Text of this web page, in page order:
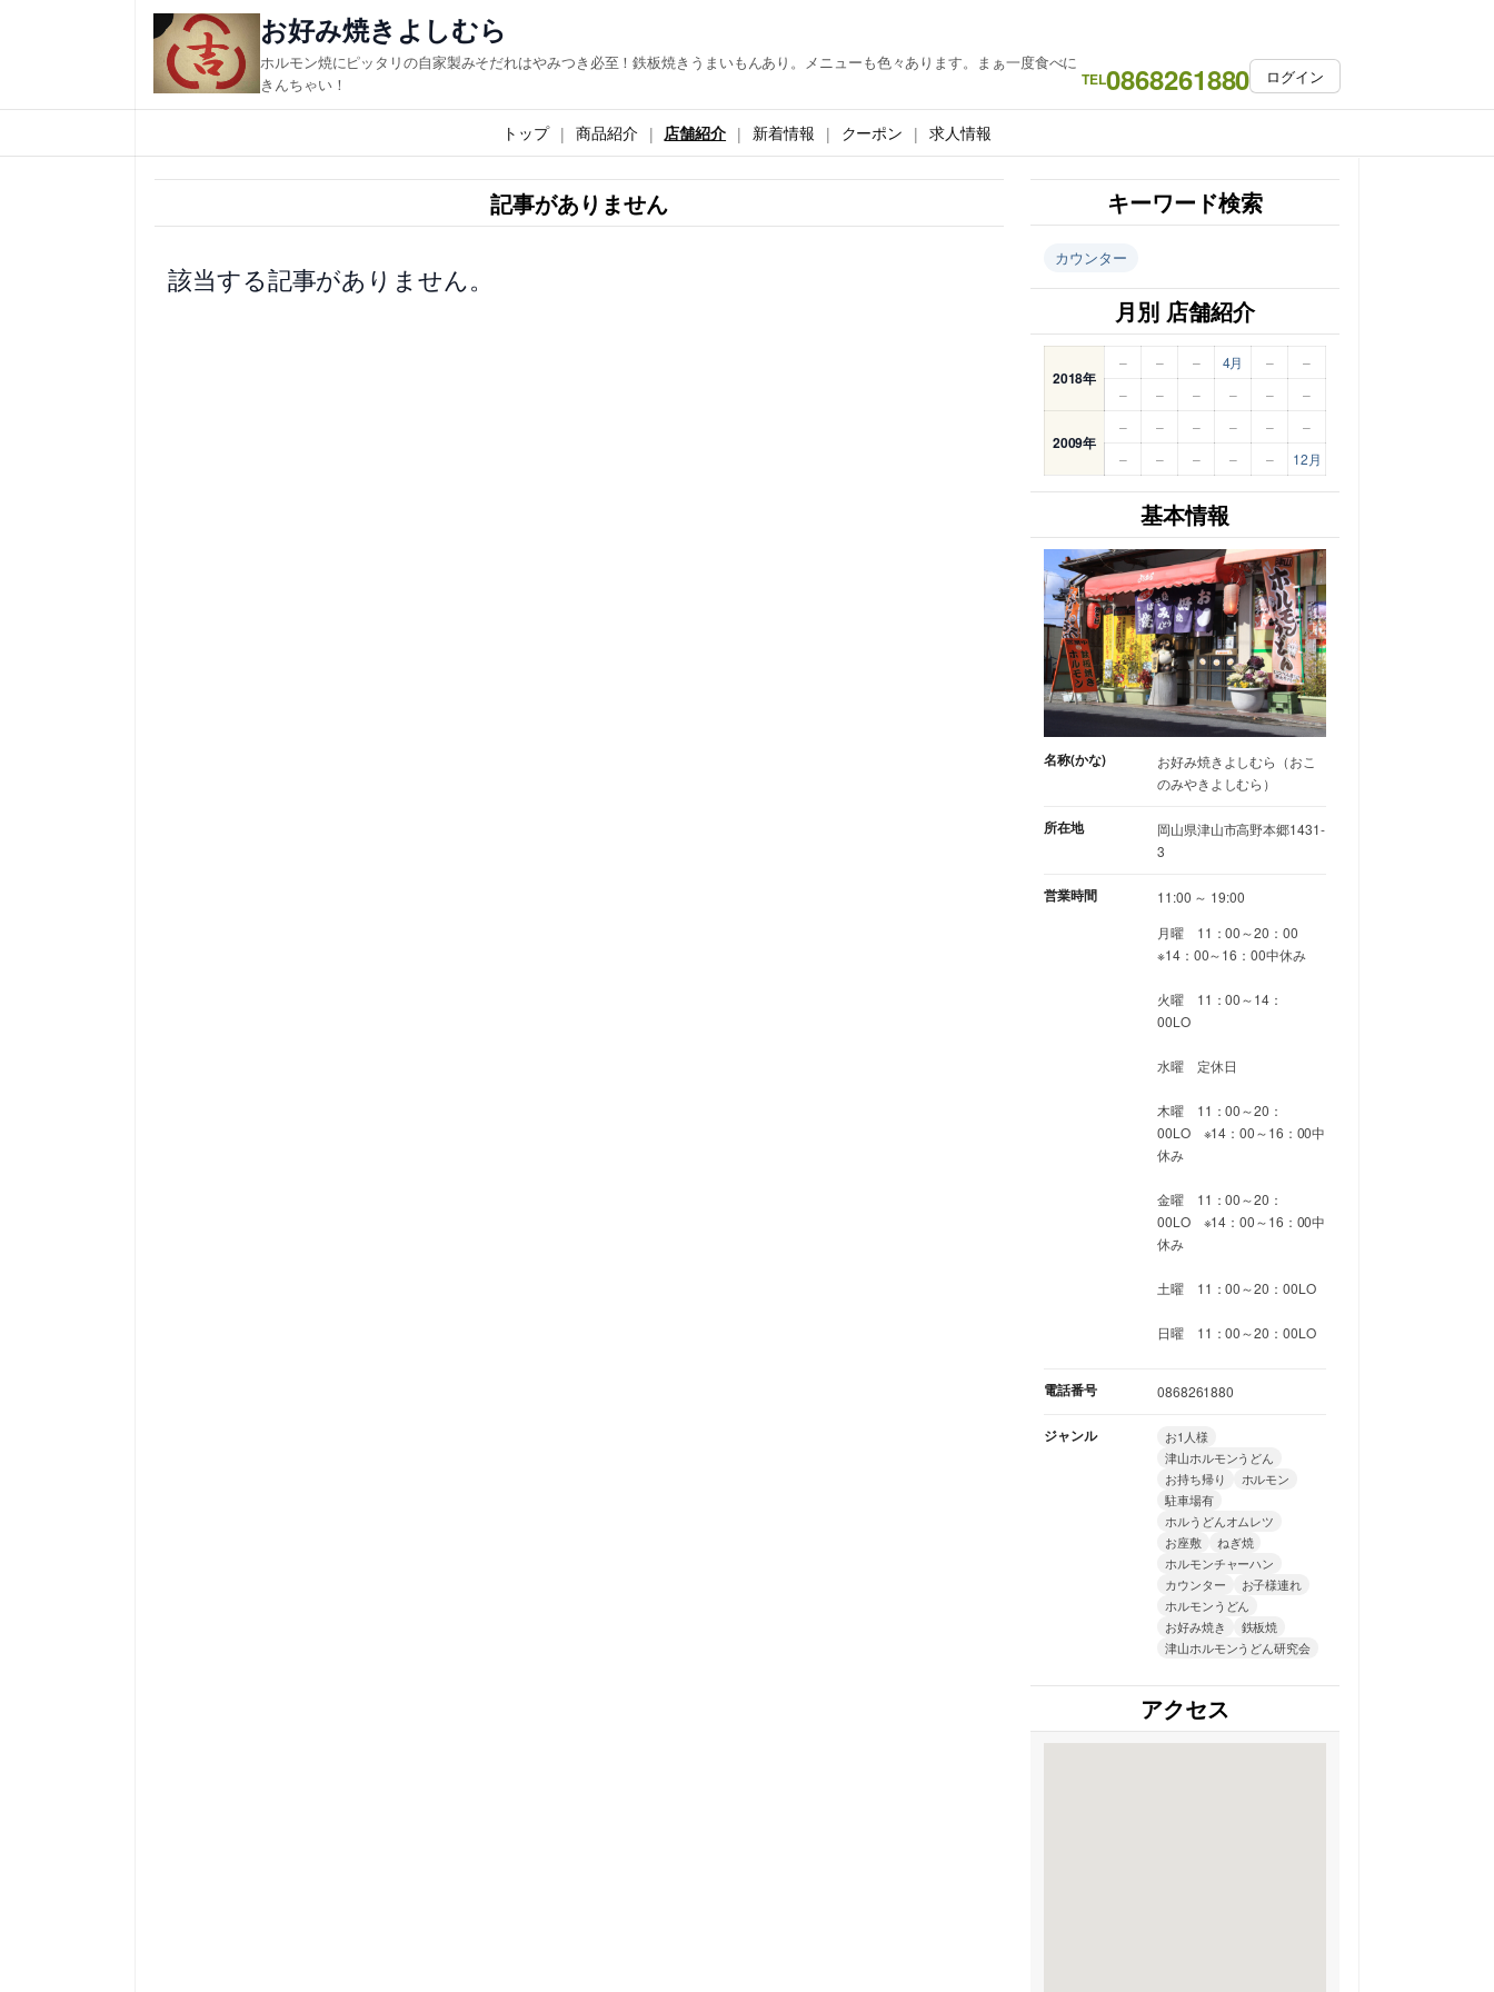
ス
キ
お好み焼きよしむら
ホルモン焼にピッタリの自家製みそだれはやみつき必至！鉄板焼きうまいもんあり。メニューも色々あります。まぁ一度食べに
きんちゃい！
TEL0868261880 ログイン
トップ 商品紹介 店舗紹介 新着情報 クーポン 求人情報
記事がありません
該当する記事がありません。
キーワード検索
カウンター
月別 店舗紹介
2018年
– – – 4月 –
–
–
– – – – –
2009年
– – – – –
–
–
– – – – 12月
基本情報
名称(かな)
お好み焼きよしむら（おこ
のみやきよしむら）
所在地
岡山県津山市高野本郷1431-
3
営業時間
11:00 ～ 19:00
月曜 11：00～20：00
※14：00～16：00中休み
火曜 11：00～14：
00LO
水曜 定休日
木曜 11：00～20：
00LO ※14：00～16：00中
休み
金曜 11：00～20：
00LO ※14：00～16：00中
休み
土曜 11：00～20：00LO
日曜 11：00～20：00LO
電話番号 0868261880
ジャンル
お1人様
津山ホルモンうどん
お持ち帰り
ホルモン
駐車場有
ホルうどんオムレツ
お座敷
ねぎ焼
ホルモンチャーハン
カウンター
お子様連れ
ホルモンうどん
お好み焼き
鉄板焼
津山ホルモンうどん研究会
アクセス